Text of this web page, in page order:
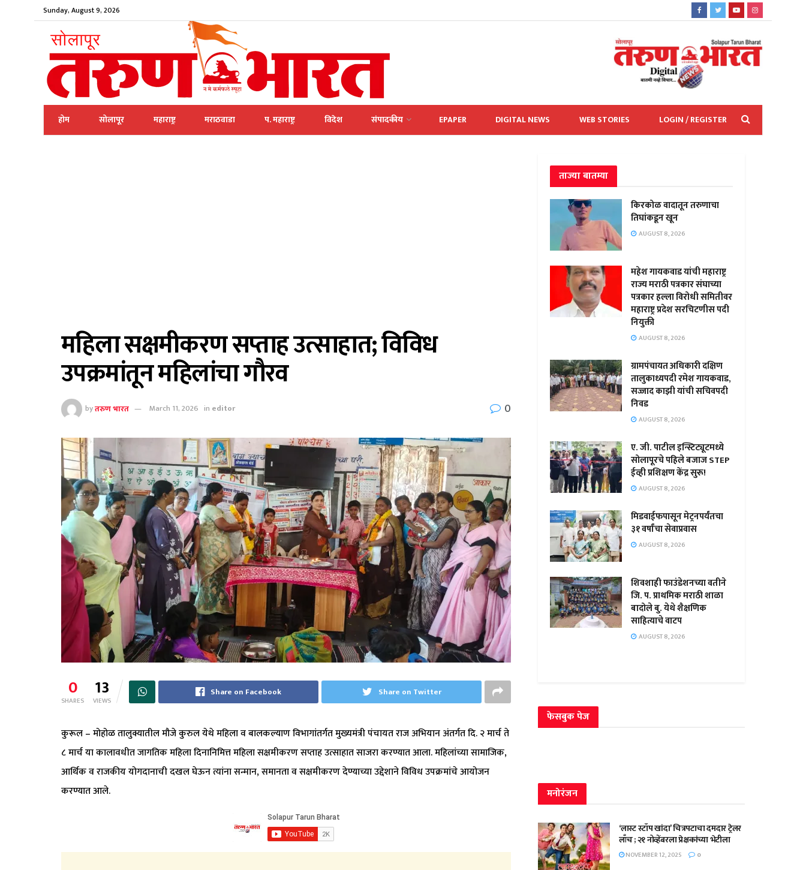
Sunday, August 9, 2026
होम सोलापूर महाराष्ट्र मराठवाडा प. महाराष्ट्र विदेश संपादकीय EPAPER DIGITAL NEWS WEB STORIES LOGIN / REGISTER
महिला सक्षमीकरण सप्ताह उत्साहात; विविध
उपक्रमांतून महिलांचा गौरव
byतरुण भारत March 11, 2026 in editor 0
0
SHARES 13
VIEWS
Share on Facebook Share on Twitter
कुरूल – मोहोळ तालुक्यातील मौजे कुरुल येथे महिला व बालकल्याण विभागांतर्गत मुख्यमंत्री पंचायत राज अभियान अंतर्गत दि. २ मार्च ते
८ मार्च या कालावधीत जागतिक महिला दिनानिमित्त महिला सक्षमीकरण सप्ताह उत्साहात साजरा करण्यात आला. महिलांच्या सामाजिक,
आर्थिक व राजकीय योगदानाची दखल घेऊन त्यांना सन्मान, समानता व सक्षमीकरण देण्याच्या उद्देशाने विविध उपक्रमांचे आयोजन
करण्यात आले.
ताज्या बातम्या
किरकोळ वादातून तरुणाचा
तिघांकडून खून
AUGUST 8, 2026
महेश गायकवाड यांची महाराष्ट्र
राज्य मराठी पत्रकार संघाच्या
पत्रकार हल्ला विरोधी समितीवर
महाराष्ट्र प्रदेश सरचिटणीस पदी
नियुक्ती
AUGUST 8, 2026
ग्रामपंचायत अधिकारी दक्षिण
तालुकाध्यपदी रमेश गायकवाड,
सज्जाद काझी यांची सचिवपदी
निवड
AUGUST 8, 2026
ए. जी. पाटील इन्स्टिट्यूटमध्ये
सोलापूरचे पहिले बजाज STEP
ईव्ही प्रशिक्षण केंद्र सुरू!
AUGUST 8, 2026
मिडवाईफपासून मेट्रनपर्यंतचा
३१ वर्षांचा सेवाप्रवास
AUGUST 8, 2026
शिवशाही फाउंडेशनच्या वतीने
जि. प. प्राथमिक मराठी शाळा
बादोले बु. येथे शैक्षणिक
साहित्याचे वाटप
AUGUST 8, 2026
फेसबुक पेज
मनोरंजन
‘लास्ट स्टॉप खांदा’ चित्रपटाचा दमदार ट्रेलर
लाँच ; २१ नोव्हेंबरला प्रेक्षकांच्या भेटीला
NOVEMBER 12, 2025 0